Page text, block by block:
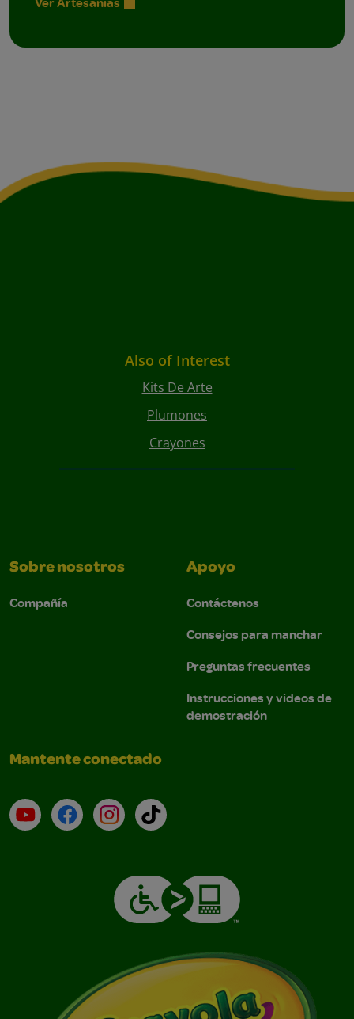
Also of Interest
Kits De Arte
Plumones
Crayones
Sobre nosotros
Compañía
Apoyo
Contáctenos
Consejos para manchar
Preguntas frecuentes
Instrucciones y videos de
demostración
Mantente conectado
YouTube (en inglés)
Facebook (en inglés)
Instagram (en inglés)
TikTok